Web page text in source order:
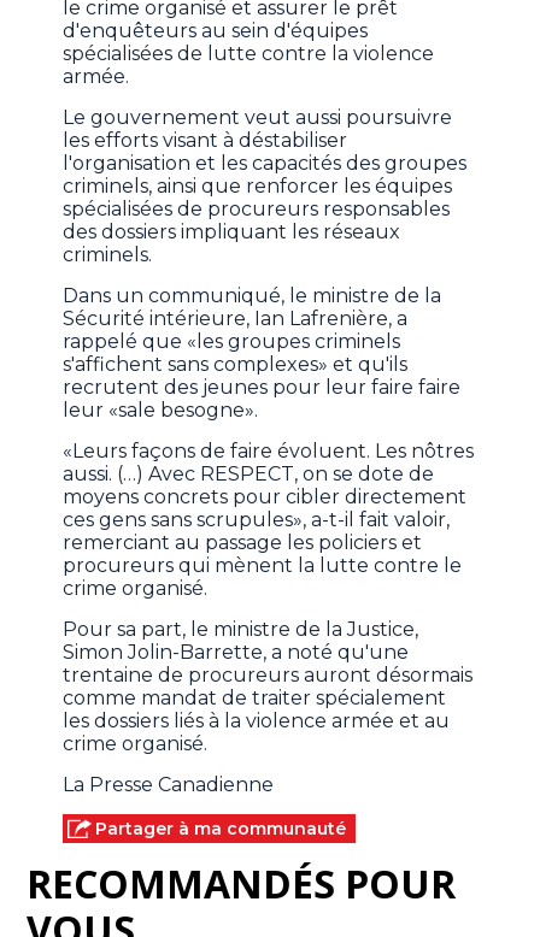
le crime organisé et assurer le prêt
d'enquêteurs au sein d'équipes
spécialisées de lutte contre la violence
armée.
Le gouvernement veut aussi poursuivre
les efforts visant à déstabiliser
l'organisation et les capacités des groupes
criminels, ainsi que renforcer les équipes
spécialisées de procureurs responsables
des dossiers impliquant les réseaux
criminels.
Dans un communiqué, le ministre de la
Sécurité intérieure, Ian Lafrenière, a
rappelé que «les groupes criminels
s'affichent sans complexes» et qu'ils
recrutent des jeunes pour leur faire faire
leur «sale besogne».
«Leurs façons de faire évoluent. Les nôtres
aussi. (…) Avec RESPECT, on se dote de
moyens concrets pour cibler directement
ces gens sans scrupules», a-t-il fait valoir,
remerciant au passage les policiers et
procureurs qui mènent la lutte contre le
crime organisé.
Pour sa part, le ministre de la Justice,
Simon Jolin-Barrette, a noté qu'une
trentaine de procureurs auront désormais
comme mandat de traiter spécialement
les dossiers liés à la violence armée et au
crime organisé.
La Presse Canadienne
Partager à ma communauté
RECOMMANDÉS POUR